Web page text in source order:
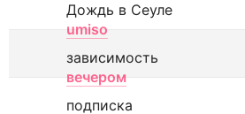
Дождь в Сеуле
umiso
зависимость
вечером
подписка